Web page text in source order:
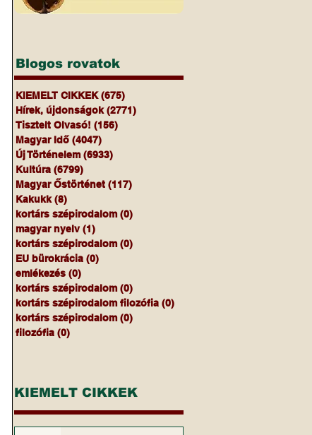
Blogos rovatok
KIEMELT CIKKEK (675)
Hírek, újdonságok (2771)
Tisztelt Olvasó! (156)
Magyar Idő (4047)
Új Történelem (6933)
Kultúra (6799)
Magyar Őstörténet (117)
Kakukk (8)
kortárs szépirodalom (0)
magyar nyelv (1)
kortárs szépirodalom (0)
EU bürokrácia (0)
emlékezés (0)
kortárs szépirodalom (0)
kortárs szépirodalom filozófia (0)
kortárs szépirodalom (0)
filozófia (0)
KIEMELT CIKKEK